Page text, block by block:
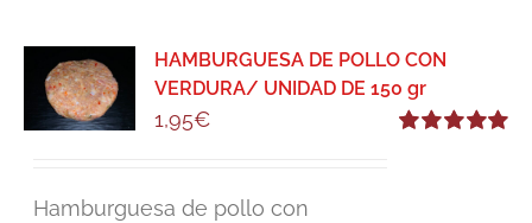
HAMBURGUESA DE POLLO CON
VERDURA/ UNIDAD DE 150 gr
1,95€
Hamburguesa de pollo con